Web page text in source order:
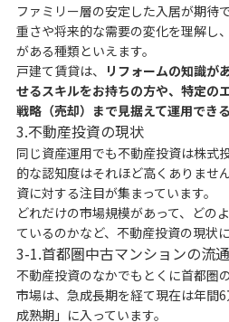
ファミリー層の安定した入居が期待
重さや将来的な需要の変化を理解し
がある種類といえます。
戸建て賃貸は、
リフォームの知識が
せるスキルをお持ちの方や、特定の
戦略（売却）まで見据えて運用でき
3.不動産投資の現状
同じ資産運用でも不動産投資は株式
的な認知度はそれほど高くありませ
資に対する注目が集まっています。
どれだけの市場規模があって、どの
ているのかなど、不動産投資の現状
3-1.首都圏中古マンションの流
不動産投資のなかでもとくに首都圏
市場は、急成長期を経て現在は年間
成熟期」に入っています。